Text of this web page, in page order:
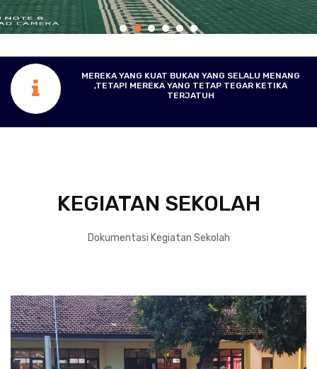
JIKA NASEHAT YANG BAIK TIDAK MEMBERIKAN
PENGARUH BAGI PERUBAHAN SESEORANG,MAKA
KETAHUILAH BAHWA HATINYA ITU KOSONG.
KEGIATAN SEKOLAH
Dokumentasi Kegiatan Sekolah